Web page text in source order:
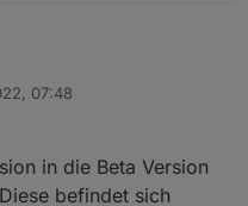
07:48
in die Beta Version
befindet sich